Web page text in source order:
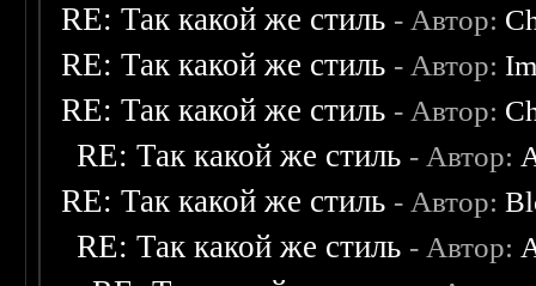
RE: Так какой же стиль - Автор:
RE: Так какой же стиль - Автор:
RE: Так какой же стиль - Автор:
RE: Так какой же стиль - Автор:
RE: Так какой же стиль - Автор:
RE: Так какой же стиль - Автор: